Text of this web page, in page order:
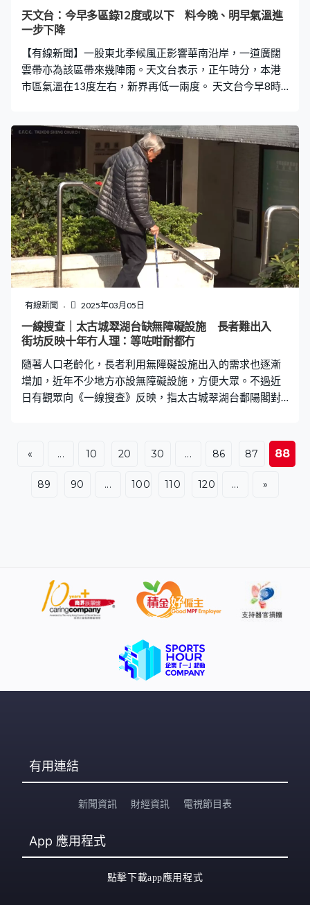
使用，抽濕效果也會大打折扣。 建議做法： ● 定期檢查及
清空水箱，尤其是在高濕度環境中需要勤加檢查，水箱裝
濾網，以免影響抽濕效果。
天文台：今早多區錄12度或以下 料今晚、明早氣溫進
一步下降
【有線新聞】一股東北季候風正影響華南沿岸，一道廣闊
雲帶亦為該區帶來幾陣雨。天文台表示，正午時分，本港
市區氣溫在13度左右，新界再低一兩度。 天文台今早8時
晚及明早氣溫會進一步下降。 天文台表示，東北季候風正
影響華南，今早本港顯著較涼，大部分地區氣溫較昨日低
六度左右，預料本港今日多雲，有幾陣雨，市區天氣相當
清涼，新界寒冷。日間氣溫徘徊在15度左右，今晚氣溫進
一步下降，吹和緩至清勁北至東北風，離岸及高地間中吹
強風。 天文台預料明日仍有幾陣雨，市區最低氣溫在12度
左右，新界寒冷。根據自動分區天氣預報，明早7時，多區
氣溫跌至最低11度，當中天水圍、上水等更低見10度。 而
隨著季候風在下周初被偏東氣流取代及覆蓋廣東的雲帶逐
漸轉薄，天文台預料，周末至下周初氣溫逐漸回升，天色
較為明朗。而一股溫暖的海洋氣流會在下週中期為沿岸地
區帶來潮濕有霧的天氣。預料東北季候風會在下週後期影
響華南，該區氣溫下降。
有線新聞 2025年03月05日
一線搜查｜太古城翠湖台缺無障礙設施 長者難出入
街坊反映十年冇人理：等咗咁耐都冇
隨著人口老齡化，長者利用無障礙設施出入的需求也逐漸
增加，近年不少地方亦設無障礙設施，方便大眾。不過近
日有觀眾向《一線搜查》反映，指太古城翠湖台鄱陽閣對
有相關人士處理。 居住在翠湖台10多年的街坊何先生表
示，鄱陽閣對出有4條樓梯、3個樓梯位，但一直未有設置
無障礙坡道，「上落樓梯搬嘢，或者老人家抬上抬落呀，
坦言，近年行動開始不便，上落樓梯較以往辛苦，希望屋
苑能增建長型斜台，減少市民出入受傷的風險。 根據資料
顯示，太古城翠湖台在1976年12月份開始落成，由3座樓
多人入住。 東區區議員丁江浩指出，翠湖台在早期七十年
代落成，當時設計可能未有考慮人口老化問題。而早在十
多年前，東區區議會已經接獲區議員
« ... 10 20 30 ... 86 87 88
89 90 ... 100 110 120 ... »
有用連結
新聞資訊 財經資訊 電視節目表
App 應用程式
點擊下載app應用程式